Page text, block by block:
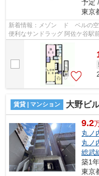
予定
東京
新着情報：メゾン ド ベルの空
便利なサンドラッグ 阿佐ケ谷駅
通勤しやすい物件です。こちらの
賃貸 | マンション 大野ビ
9.2
丸ノ
丸ノ
総武
築1
東京